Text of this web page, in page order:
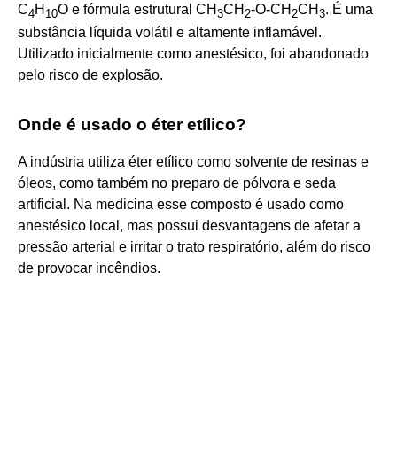
C4H 10O e fórmula estrutural CH 3CH 2-O-CH 2CH 3. É uma
substância líquida volátil e altamente inflamável.
Utilizado inicialmente como anestésico, foi abandonado
pelo risco de explosão.
Onde é usado o éter etílico?
A indústria utiliza éter etílico como solvente de resinas e
óleos, como também no preparo de pólvora e seda
artificial. Na medicina esse composto é usado como
anestésico local, mas possui desvantagens de afetar a
pressão arterial e irritar o trato respiratório, além do risco
de provocar incêndios.